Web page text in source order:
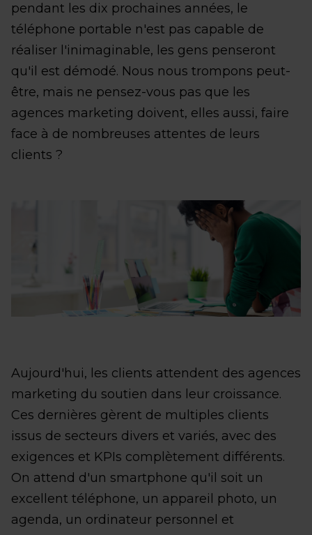
pendant les dix prochaines années, le
téléphone portable n'est pas capable de
réaliser l'inimaginable, les gens penseront
qu'il est démodé. Nous nous trompons peut-
être, mais ne pensez-vous pas que les
agences marketing doivent, elles aussi, faire
face à de nombreuses attentes de leurs
clients ?
Aujourd'hui, les clients attendent des agences
marketing du soutien dans leur croissance.
Ces dernières gèrent de multiples clients
issus de secteurs divers et variés, avec des
exigences et KPIs complètement différents.
On attend d'un smartphone qu'il soit un
excellent téléphone, un appareil photo, un
agenda, un ordinateur personnel et